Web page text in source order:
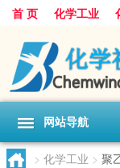
首 页 化学工业
网站导航
> 化学工业 > 聚